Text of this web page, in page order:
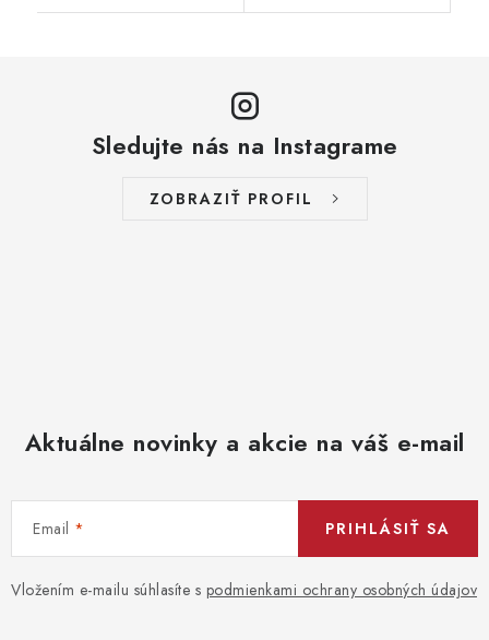
Sledujte nás na Instagrame
ZOBRAZIŤ PROFIL
Aktuálne novinky a akcie na váš e-mail
Email
Vložením e-mailu súhlasíte s podmienkami ochrany osobných údajov
PRIHLÁSIŤ SA